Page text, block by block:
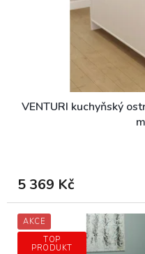
VENTURI kuchyňský
5 369 Kč
AKCE
TOP
PRODUKT